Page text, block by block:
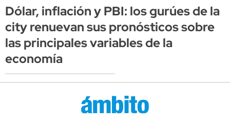
Dólar, inflación y PBI: los gurúes de la
city renuevan sus pronósticos sobre
las principales variables de la
economía